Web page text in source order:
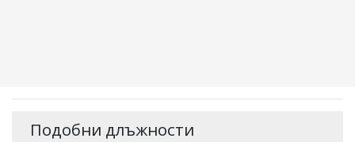
Подобни длъжности